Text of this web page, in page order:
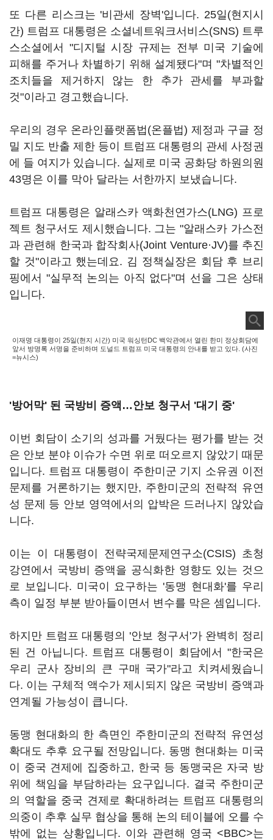
또 다른 리스크는 '비관세 장벽'입니다. 25일(현지시
간) 트럼프 대통령은 소셜네트워크서비스(SNS) 트루
스소셜에서 "디지털 시장 규제는 전부 미국 기술에
피해를 주거나 차별하기 위해 설계됐다"며 "차별적인
조치들을 제거하지 않는 한 추가 관세를 부과할
것"이라고 경고했습니다.
우리의 경우 온라인플랫폼법(온플법) 제정과 구글 정
밀 지도 반출 제한 등이 트럼프 대통령의 관세 사정권
에 들 여지가 있습니다. 실제로 미국 공화당 하원의원
43명은 이를 막아 달라는 서한까지 보냈습니다.
트럼프 대통령은 알래스카 액화천연가스(LNG) 프로
젝트 청구서도 제시했습니다. 그는 "알래스카 가스전
과 관련해 한국과 합작회사(Joint Venture·JV)를 추진
할 것"이라고 했는데요. 김 정책실장은 회담 후 브리
핑에서 "실무적 논의는 아직 없다"며 선을 그은 상태
입니다.
이재명 대통령이 25일(현지 시간) 미국 워싱턴DC 백악관에서 열린 한미 정상회담에
앞서 방명록 서명을 준비하며 도널드 트럼프 미국 대통령의 안내를 받고 있다. (사진
=뉴시스)
'방어막' 된 국방비 증액…안보 청구서 '대기 중'
이번 회담이 소기의 성과를 거뒀다는 평가를 받는 것
은 안보 분야 이슈가 수면 위로 떠오르지 않았기 때문
입니다. 트럼프 대통령이 주한미군 기지 소유권 이전
문제를 거론하기는 했지만, 주한미군의 전략적 유연
성 문제 등 안보 영역에서의 압박은 드러나지 않았습
니다.
이는 이 대통령이 전략국제문제연구소(CSIS) 초청
강연에서 국방비 증액을 공식화한 영향도 있는 것으
로 보입니다. 미국이 요구하는 '동맹 현대화'를 우리
측이 일정 부분 받아들이면서 변수를 막은 셈입니다.
하지만 트럼프 대통령의 '안보 청구서'가 완벽히 정리
된 건 아닙니다. 트럼프 대통령이 회담에서 "한국은
우리 군사 장비의 큰 구매 국가"라고 치켜세웠습니
다. 이는 구체적 액수가 제시되지 않은 국방비 증액과
연계될 가능성이 큽니다.
동맹 현대화의 한 측면인 주한미군의 전략적 유연성
확대도 추후 요구될 전망입니다. 동맹 현대화는 미국
이 중국 견제에 집중하고, 한국 등 동맹국은 자국 방
위에 책임을 부담하라는 요구입니다. 결국 주한미군
의 역할을 중국 견제로 확대하려는 트럼프 대통령의
의중이 추후 실무 협상을 통해 논의 테이블에 오를 수
밖에 없는 상황입니다. 이와 관련해 영국 <BBC>는